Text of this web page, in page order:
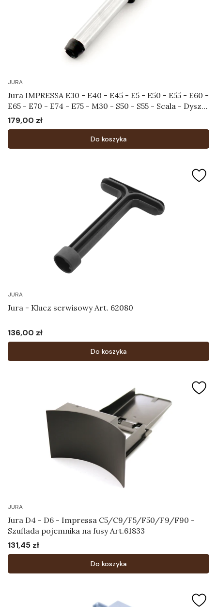
JURA
Jura IMPRESSA E30 - E40 - E45 - E5 - E50 - E55 - E60 -
E65 - E70 - E74 - E75 - M30 - S50 - S55 - Scala - Dysza
spieniająca Art.60053
Cena
179,00 zł
Do koszyka
JURA
Jura - Klucz serwisowy Art. 62080
Cena
136,00 zł
Do koszyka
JURA
Jura D4 - D6 - Impressa C5/C9/F5/F50/F9/F90 -
Szuflada pojemnika na fusy Art.61833
Cena
131,45 zł
Do koszyka